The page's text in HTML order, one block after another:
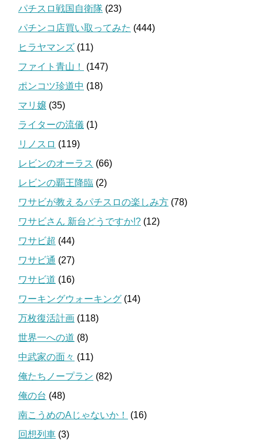
パチスロ戦国自衛隊 (23)
パチンコ店買い取ってみた (444)
ヒラヤマンズ (11)
ファイト青山！
(147)
ポンコツ珍道中 (18)
マリ嬢 (35)
ライターの流儀 (1)
リノスロ (119)
レビンのオーラス (66)
レビンの覇王降臨 (2)
ワサビが教えるパチスロの楽しみ方 (78)
ワサビさん 新台どうですか!? (12)
ワサビ超 (44)
ワサビ通 (27)
ワサビ道 (16)
ワーキングウォーキング (14)
万枚復活計画 (118)
世界一への道 (8)
中武家の面々 (11)
俺たちノープラン (82)
俺の台 (48)
南こうめのAじゃないか！
(16)
回想列車 (3)